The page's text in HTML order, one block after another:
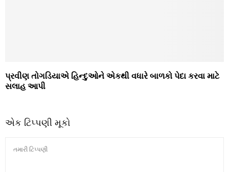
પ્રવીણ તોગડિયાએ હિન્દુઓને એકથી વધારે બાળકો પેદા કરવા માટે
સલાહ આપી
એક ટિપ્પણી મૂકો